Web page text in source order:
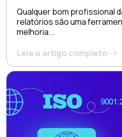
Qualquer bom profissional
relatórios são uma
melhoria...
Leia o artigo completo